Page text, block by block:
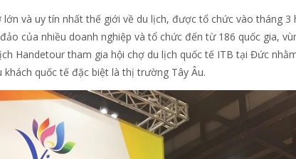
và uy tín nhất thế giới về du lịch, được tổ chức vào tháng 3
của nhiều doanh nghiệp và tổ chức đến từ 186 quốc gia,
Handetour tham gia hội chợ du lịch quốc tế ITB tại Đức
quốc tế đặc biệt là thị trường Tây Âu.